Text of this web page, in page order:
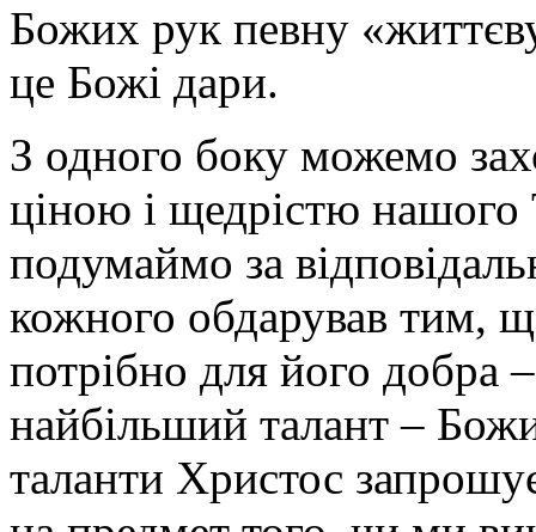
Божих рук певну
це Божі дари.
З одного боку можемо
ціною і щедрістю нашого
подумаймо за
кожного обдарував тим,
потрібно для його добра
найбільший талант –
таланти Христос